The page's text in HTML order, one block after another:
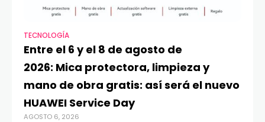
TECNOLOGÍA
Entre el 6 y el 8 de agosto de
2026: Mica protectora, limpieza y
mano de obra gratis: así será el nuevo
HUAWEI Service Day
AGOSTO 6, 2026